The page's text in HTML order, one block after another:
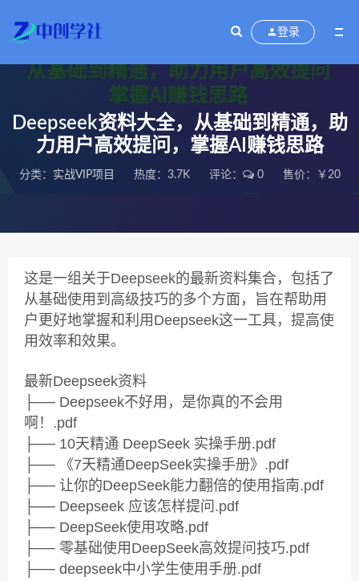
登录
Deepseek资料大全，从基础到精通，助
力用户高效提问，掌握AI赚钱思路
分类： 实战VIP项目 热度：3.7K 评论： 0 售价：￥20
这是一组关于Deepseek的最新资料集合，包括了
从基础使用到高级技巧的多个方面，旨在帮助用
户更好地掌握和利用Deepseek这一工具，提高使
用效率和效果。
最新Deepseek资料
├── Deepseek不好用，是你真的不会用
啊！.pdf
├── 10天精通 DeepSeek 实操手册.pdf
├── 《7天精通DeepSeek实操手册》.pdf
├── 让你的DeepSeek能力翻倍的使用指南.pdf
├── Deepseek 应该怎样提问.pdf
├── DeepSeek使用攻略.pdf
├── 零基础使用DeepSeek高效提问技巧.pdf
├── deepseek中小学生使用手册.pdf